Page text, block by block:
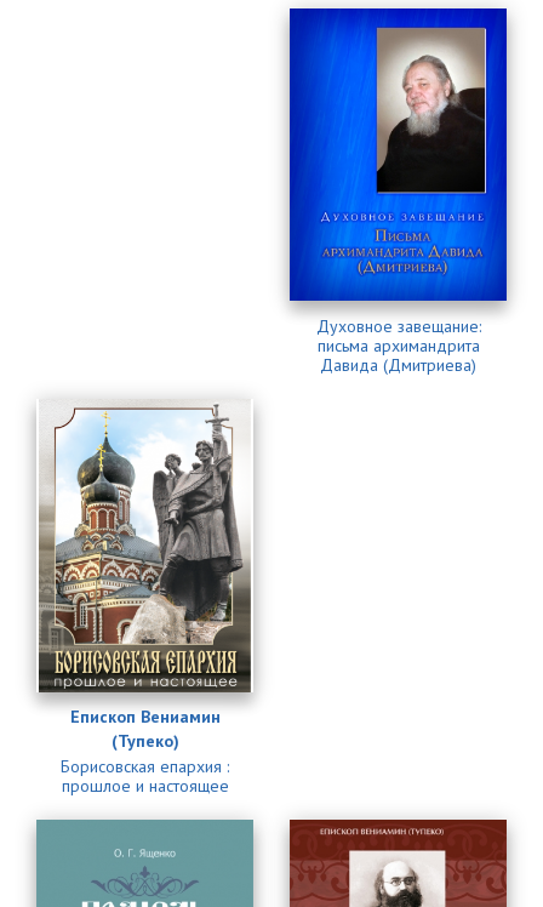
Духовное завещание:
письма архимандрита
Давида (Дмитриева)
Епископ Вениамин
(Тупеко)
Борисовская епархия :
прошлое и настоящее